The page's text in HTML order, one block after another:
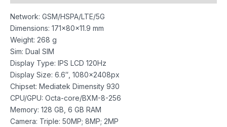
Network: GSM/HSPA/LTE/5G
Dimensions: 171x80x11.9 mm
Weight: 268 g
Sim: Dual SIM
Display Type: IPS LCD 120Hz
Display Size: 6.6″, 1080x2408px
Chipset: Mediatek Dimensity 930
CPU/GPU: Octa-core/BXM-8-256
Memory: 128 GB, 6 GB RAM
Camera: Triple: 50MP; 8MP; 2MP